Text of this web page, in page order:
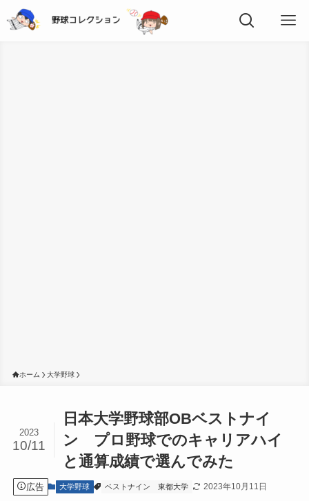
ホーム 大学野球
日本大学野球部OBベストナイ
ン プロ野球でのキャリアハイ
と通算成績で選んでみた
2023
10/11
広告 大学野球 ベストナイン 東都大学 2023年10月11日